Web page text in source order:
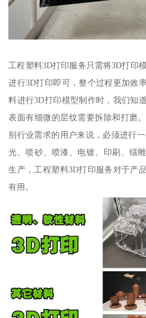
工程塑料3D打印服务只需将3D打印
进行3D打印即可，整个过程更加效
料进行3D打印模型制作时，我们知
表面有细微的层纹需要拆除和打磨
别行业需求的用户来说，必须进行
光、喷砂、喷漆、电镀、印刷、镭
生产，工程塑料3D打印服务对于产
有用。